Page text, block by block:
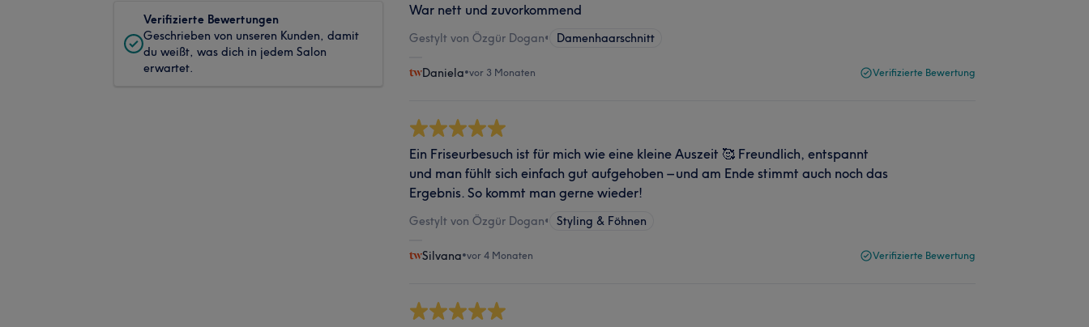
Verifizierte Bewertungen
Geschrieben von unseren Kunden, damit
du weißt, was dich in jedem Salon
erwartet.
War nett und zuvorkommend
Gestylt von Özgür Dogan• Damenhaarschnitt
Daniela•vor 3 Monaten Verifizierte Bewertung
Ein Friseurbesuch ist für mich wie eine kleine Auszeit 🥰 Freundlich, entspannt
und man fühlt sich einfach gut aufgehoben – und am Ende stimmt auch noch das
Ergebnis. So kommt man gerne wieder!
Gestylt von Özgür Dogan• Styling & Föhnen
Silvana•vor 4 Monaten Verifizierte Bewertung